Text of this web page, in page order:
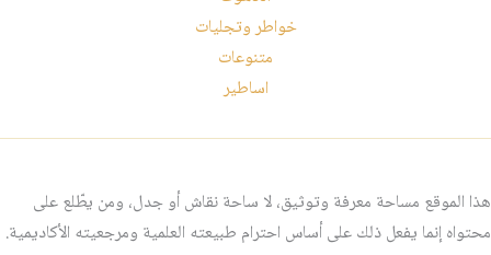
خواطر وتجليات
متنوعات
اساطير
هذا الموقع مساحة معرفة وتوثيق، لا ساحة نقاش أو جدل، ومن يطّلع على
محتواه إنما يفعل ذلك على أساس احترام طبيعته العلمية ومرجعيته الأكاديمية.